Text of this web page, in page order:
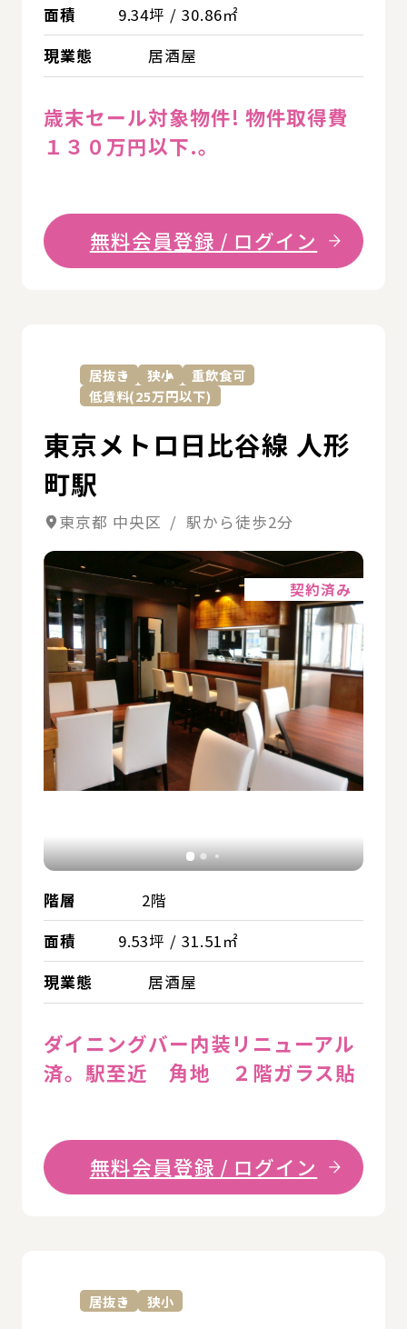
面積
9.34坪 / 30.86㎡
現業態
居酒屋
歳末セール対象物件! 物件取得費
１３０万円以下.。
無料会員登録 / ログイン
居抜き 狭小
重飲食可
低賃料(25万円以下)
東京メトロ日比谷線 人形
町駅
東京都 中央区 / 駅から徒歩2分
契約済み
階層
2階
面積
9.53坪 / 31.51㎡
現業態
居酒屋
ダイニングバー内装リニューアル
済。駅至近 角地 ２階ガラス貼
無料会員登録 / ログイン
居抜き 狭小